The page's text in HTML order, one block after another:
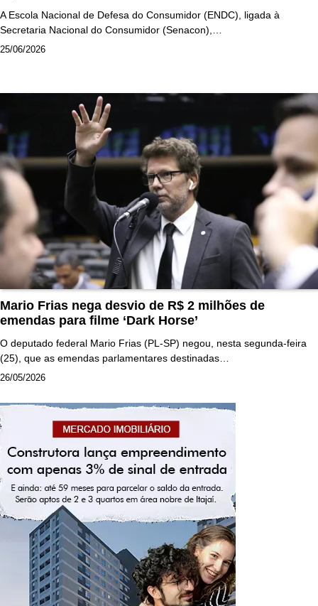
A Escola Nacional de Defesa do Consumidor (ENDC), ligada à
Secretaria Nacional do Consumidor (Senacon),…
25/06/2026
Mario Frias nega desvio de R$ 2 milhões de
emendas para filme ‘Dark Horse’
O deputado federal Mario Frias (PL-SP) negou, nesta segunda-feira
(25), que as emendas parlamentares destinadas…
26/05/2026